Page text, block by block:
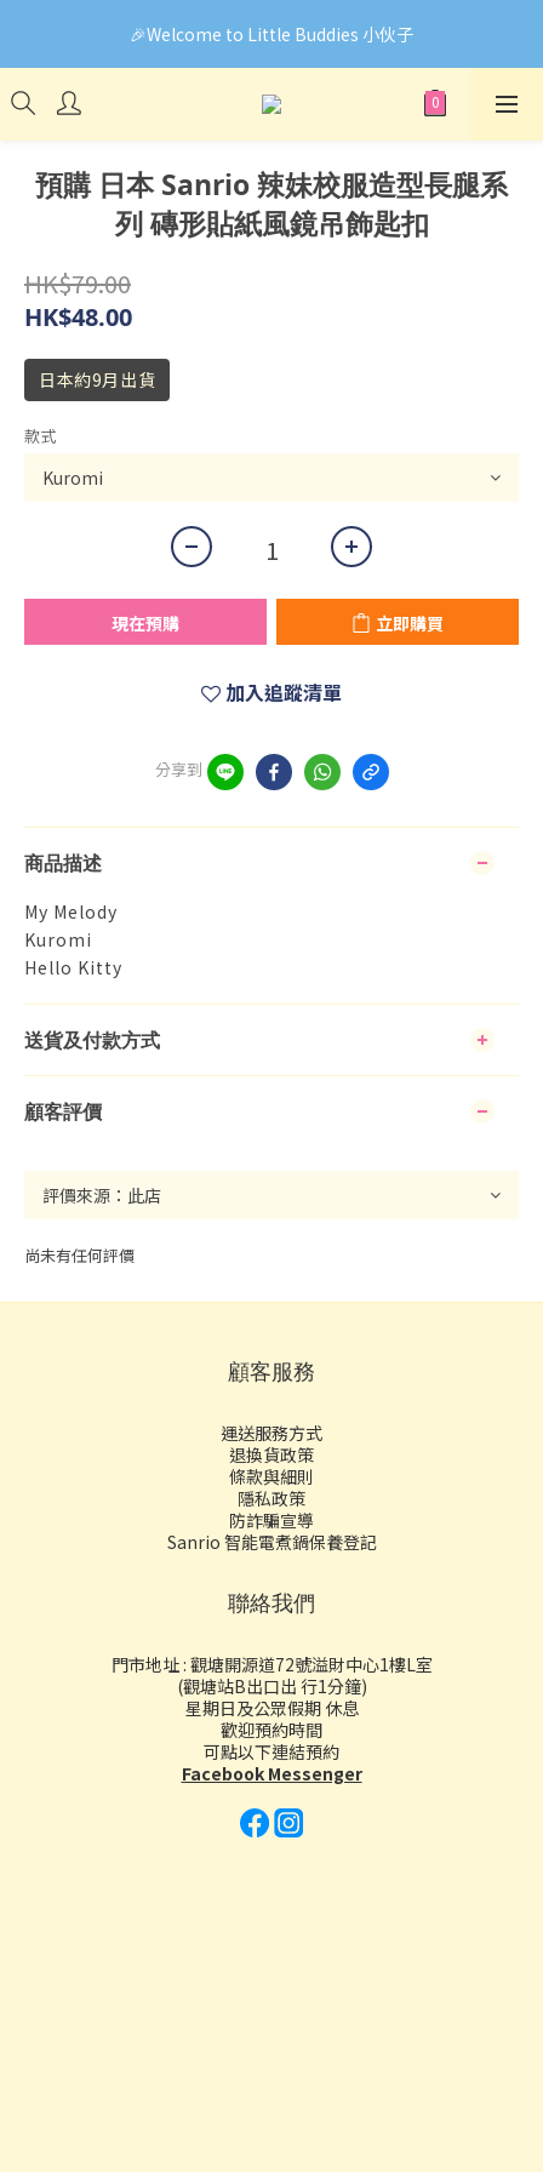
🎉Welcome to Little Buddies 小伙子
🎉Welcome to Little Buddies 小伙子
網頁系統升級中，部份貨品價錢未能正確顯示🙏下單前可先
Facebook Messenger與我們聯絡❤️
🎉Welcome to Little Buddies 小伙子
預購 日本 Sanrio 辣妹校服造型長腿系
列 磚形貼紙風鏡吊飾匙扣
HK$79.00
HK$48.00
日本約9月出貨
款式
現在預購 立即購買
加入追蹤清單
分享到
商品描述
My Melody
Kuromi
Hello Kitty
送貨及付款方式
顧客評價
尚未有任何評價
顧客服務
運送服務方式
退換貨政策
條款與細則
隱私政策
防詐騙宣導
Sanrio 智能電煮鍋保養登記
聯絡我們
門市地址 : 觀塘開源道72號溢財中心1樓L室
(觀塘站B出口出 行1分鐘)
星期日及公眾假期 休息
歡迎預約時間
可點以下連結預約
Facebook Messenger